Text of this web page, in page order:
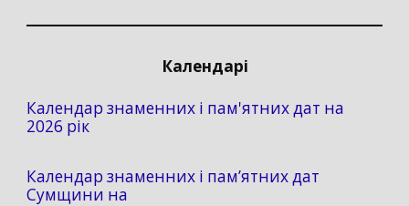
Календарі
Календар знаменних і пам'ятних дат на
2026 рік
Календар знаменних і пам’ятних дат
Сумщини на